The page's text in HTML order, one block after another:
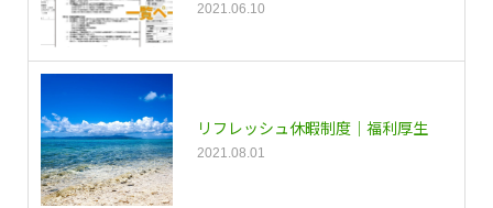
2021.06.10
リフレッシュ休暇制度｜福利厚生
2021.08.01